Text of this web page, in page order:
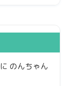
に のんちゃん